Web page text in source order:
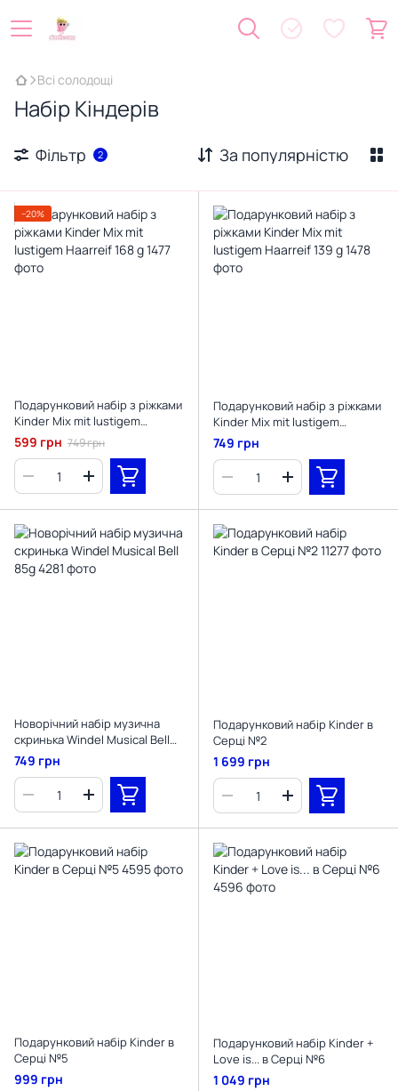
Всі солодощі
Набір Кіндерів
Фільтр 2 За популярністю
−20%
Подарунковий набір з ріжками
Kinder Mix mit lustigem
Haarreif 168 g
599 грн 749 грн
Подарунковий набір з ріжками
Kinder Mix mit lustigem
Haarreif 139 g
749 грн
Новорічний набір музична
скринька Windel Musical Bell
85g
749 грн
Подарунковий набір Kinder в
Серці №2
1 699 грн
Подарунковий набір Kinder в
Серці №5
999 грн
Подарунковий набір Kinder +
Love is... в Серці №6
1 049 грн